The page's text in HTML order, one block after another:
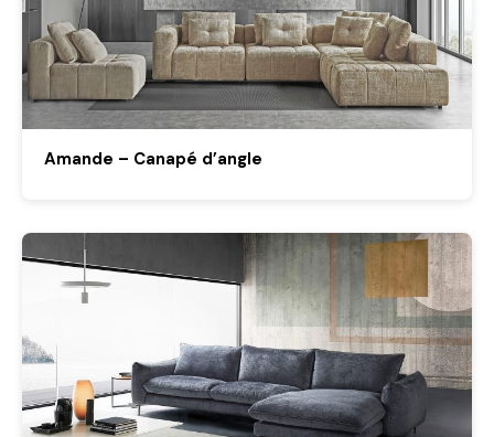
Amande – Canapé d’angle